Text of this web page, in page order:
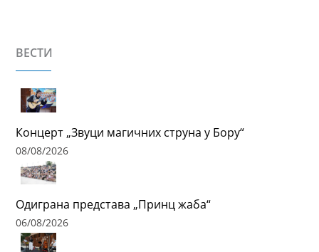
ВЕСТИ
Концерт „Звуци магичних струна у Бору“
08/08/2026
Одиграна представа „Принц жаба“
06/08/2026